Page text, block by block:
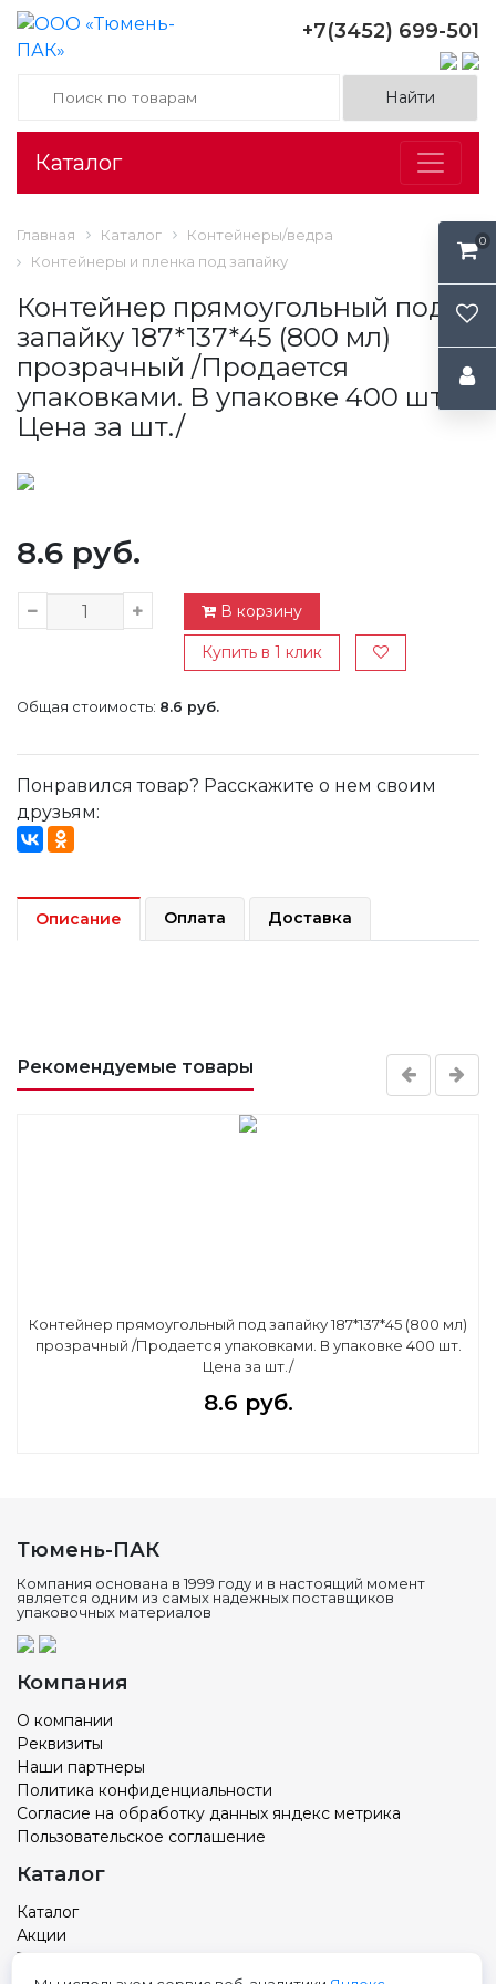
0
+7(3452) 699-501
Каталог
Главная Каталог
Контейнеры/ведра
Контейнеры и пленка под запайку
Контейнер прямоугольный под
запайку 187*137*45 (800 мл)
прозрачный /Продается
упаковками. В упаковке 400 шт.
Цена за шт./
8.6 руб.
В корзину
Купить в 1 клик
Общая стоимость: 8.6 руб.
Понравился товар? Расскажите о нем своим
друзьям:
Описание Оплата Доставка
Рекомендуемые товары
Контейнер прямоугольный под запайку 187*137*45 (800 мл)
прозрачный /Продается упаковками. В упаковке 400 шт.
Цена за шт./
8.6 руб.
Тюмень-ПАК
Компания основана в 1999 году и в настоящий момент
является одним из самых надежных поставщиков
упаковочных материалов
Компания
О компании
Реквизиты
Наши партнеры
Политика конфиденциальности
Согласие на обработку данных яндекс метрика
Пользовательское соглашение
Каталог
Каталог
Акции
Товар с вашим логотипом